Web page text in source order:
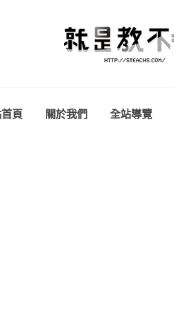
頁 關於我們 全站導覽